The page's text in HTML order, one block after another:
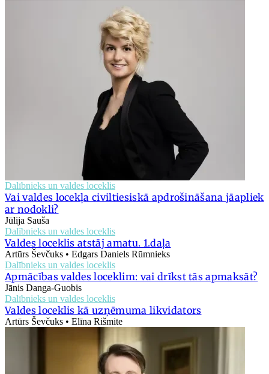
Dalībnieks un valdes loceklis
Vai valdes locekļa civiltiesiskā apdrošināšana jāapliek
ar nodokli?
Jūlija Sauša
Dalībnieks un valdes loceklis
Valdes loceklis atstāj amatu. 1.daļa
Artūrs Ševčuks • Edgars Daniels Rūmnieks
Dalībnieks un valdes loceklis
Apmācības valdes loceklim: vai drīkst tās apmaksāt?
Jānis Danga-Guobis
Dalībnieks un valdes loceklis
Valdes loceklis kā uzņēmuma likvidators
Artūrs Ševčuks • Elīna Rišmite